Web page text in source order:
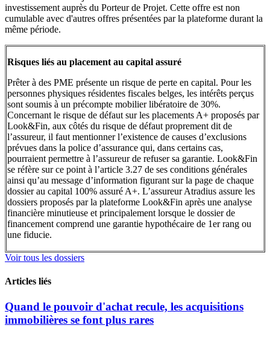
investissement auprès du Porteur de Projet. Cette offre est non
cumulable avec d'autres offres présentées par la plateforme durant la
même période.
Risques liés au placement au capital assuré
Prêter à des PME présente un risque de perte en capital. Pour les
personnes physiques résidentes fiscales belges, les intérêts perçus
sont soumis à un précompte mobilier libératoire de 30%.
Concernant le risque de défaut sur les placements A+ proposés par
Look&Fin, aux côtés du risque de défaut proprement dit de
l’assureur, il faut mentionner l’existence de causes d’exclusions
prévues dans la police d’assurance qui, dans certains cas,
pourraient permettre à l’assureur de refuser sa garantie. Look&Fin
se réfère sur ce point à l’article 3.27 de ses conditions générales
ainsi qu’au message d’information figurant sur la page de chaque
dossier au capital 100% assuré A+. L’assureur Atradius assure les
dossiers proposés par la plateforme Look&Fin après une analyse
financière minutieuse et principalement lorsque le dossier de
financement comprend une garantie hypothécaire de 1er rang ou
une fiducie.
Voir tous les dossiers
Articles liés
Quand le pouvoir d'achat recule, les acquisitions
immobilières se font plus rares